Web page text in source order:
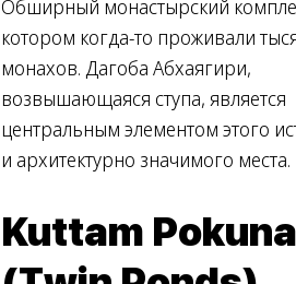
Обширный монастырский
котором когда-то проживали
монахов. Дагоба Абхаягири,
возвышающаяся ступа, является
центральным элементом этого
и архитектурно значимого места.
Kuttam Pokuna